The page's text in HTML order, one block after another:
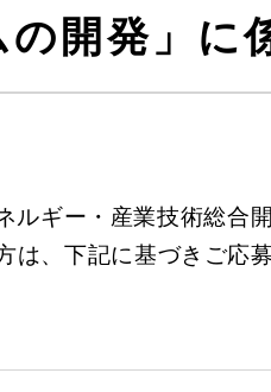
開発」に
ルギー・産業技術総合
は、下記に基づきご応募